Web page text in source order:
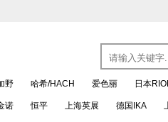
野 哈希/HACH 爱色丽 日本
诺 恒平 上海英展 德国IKA